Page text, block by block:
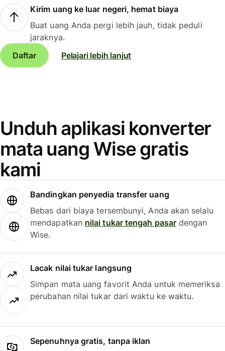
Kirim uang ke luar negeri, hemat biaya
Buat uang Anda pergi lebih jauh, tidak peduli
jaraknya.
Daftar
Pelajari lebih lanjut
Unduh aplikasi konverter
mata uang Wise gratis
kami
Bandingkan penyedia transfer uang
Bebas dari biaya tersembunyi, Anda akan selalu
mendapatkan nilai tukar tengah pasardengan
Wise.
Lacak nilai tukar langsung
Simpan mata uang favorit Anda untuk memeriksa
perubahan nilai tukar dari waktu ke waktu.
Sepenuhnya gratis, tanpa iklan